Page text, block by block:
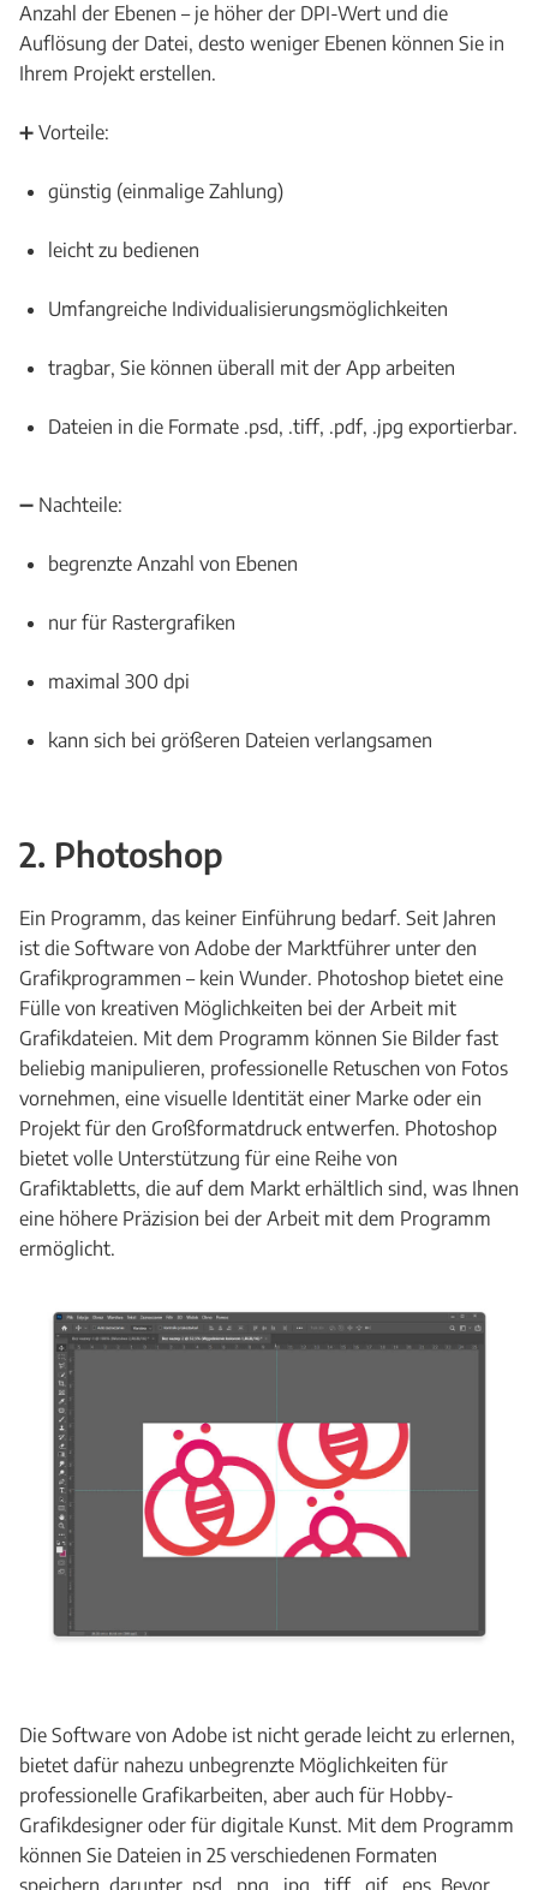
Anzahl der Ebenen – je höher der DPI-Wert und die
Auflösung der Datei, desto weniger Ebenen können Sie in
Ihrem Projekt erstellen.
➕ Vorteile:
günstig (einmalige Zahlung)
leicht zu bedienen
Umfangreiche Individualisierungsmöglichkeiten
tragbar, Sie können überall mit der App arbeiten
Dateien in die Formate .psd, .tiff, .pdf, .jpg exportierbar.
➖ Nachteile:
begrenzte Anzahl von Ebenen
nur für Rastergrafiken
maximal 300 dpi
kann sich bei größeren Dateien verlangsamen
2. Photoshop
Ein Programm, das keiner Einführung bedarf. Seit Jahren
ist die Software von Adobe der Marktführer unter den
Grafikprogrammen – kein Wunder. Photoshop bietet eine
Fülle von kreativen Möglichkeiten bei der Arbeit mit
Grafikdateien. Mit dem Programm können Sie Bilder fast
beliebig manipulieren, professionelle Retuschen von Fotos
vornehmen, eine visuelle Identität einer Marke oder ein
Projekt für den Großformatdruck entwerfen. Photoshop
bietet volle Unterstützung für eine Reihe von
Grafiktabletts, die auf dem Markt erhältlich sind, was Ihnen
eine höhere Präzision bei der Arbeit mit dem Programm
ermöglicht.
Die Software von Adobe ist nicht gerade leicht zu erlernen,
bietet dafür nahezu unbegrenzte Möglichkeiten für
professionelle Grafikarbeiten, aber auch für Hobby-
Grafikdesigner oder für digitale Kunst. Mit dem Programm
können Sie Dateien in 25 verschiedenen Formaten
speichern, darunter .psd, .png, .jpg, .tiff, .gif, .eps. Bevor